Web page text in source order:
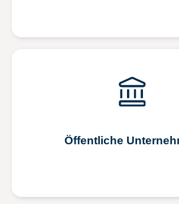
Öffentliche